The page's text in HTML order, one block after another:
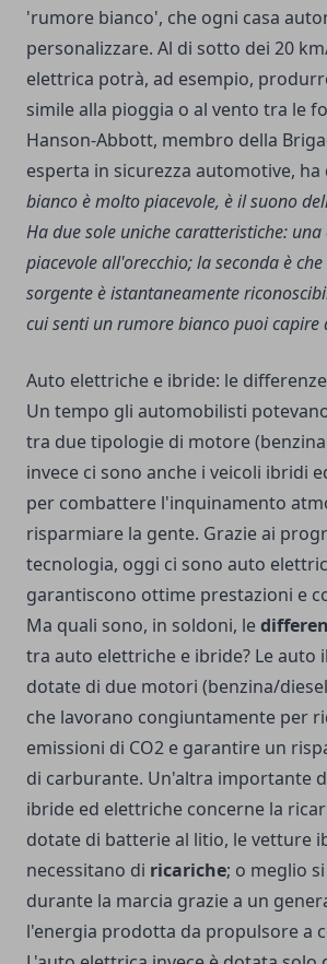
'rumore bianco', che ogni casa
personalizzare. Al di sotto dei 20
elettrica potrà, ad esempio,
simile alla pioggia o al vento tra le
Hanson-Abbott, membro della
esperta in sicurezza automotive, ha
bianco è molto piacevole, è il suono
Ha due sole uniche caratteristiche:
piacevole all'orecchio; la seconda è
sorgente è istantaneamente
cui senti un rumore bianco puoi capire
Auto elettriche e ibride: le differenze
Un tempo gli automobilisti
tra due tipologie di motore
invece ci sono anche i veicoli ibridi
per combattere l'inquinamento
risparmiare la gente. Grazie ai
tecnologia, oggi ci sono auto
garantiscono ottime prestazioni e
Ma quali sono, in soldoni, le
tra auto elettriche e ibride? Le auto
dotate di due motori (benzina/
che lavorano congiuntamente per
emissioni di CO2 e garantire un
di carburante. Un'altra importante
ibride ed elettriche concerne la
dotate di batterie al litio, le vetture
necessitano di ricariche; o meglio
durante la marcia grazie a un
l'energia prodotta da propulsore a